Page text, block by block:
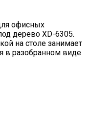
офисных
дерево XD-6305.
на столе занимает
в разобранном виде